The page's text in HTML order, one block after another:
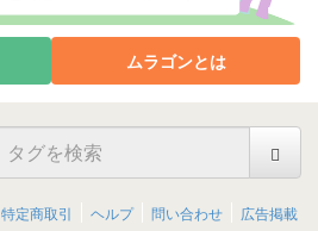
ムラゴンとは
特定商取引 ヘルプ 問い合わせ 広告掲載